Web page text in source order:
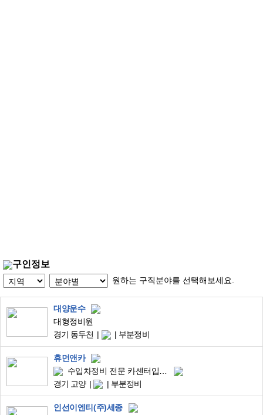
구인정보
원하는 구직분야를 선택해보세요.
대양운수
대형정비원
경기 동두천
부분정비
휴먼앤카
수입차정비 전문 카센터입니다~
경기 고양
부분정비
인선이엔티(주)세종